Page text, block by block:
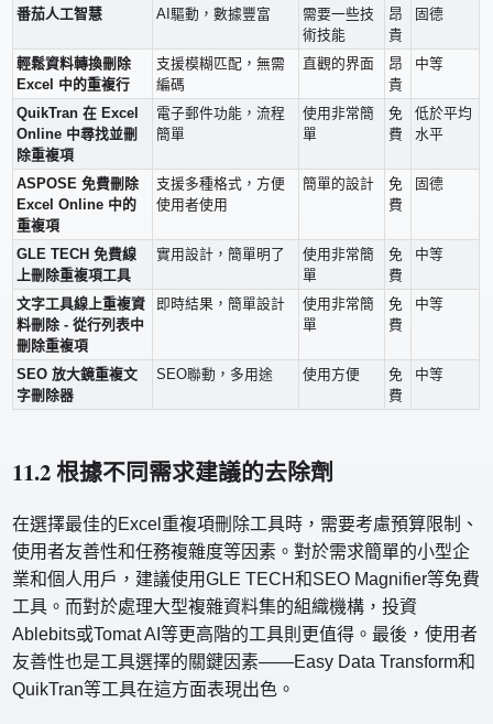
番茄人工智慧 AI驅動，數據豐富
需要一些技
術技能
昂
貴
固德
輕鬆資料轉換刪除
Excel 中的重複行
支援模糊匹配，無需
編碼
直觀的界面
昂
貴
中等
QuikTran 在 Excel
Online 中尋找並刪
除重複項
電子郵件功能，流程
簡單
使用非常簡
單
免
費
低於平均
水平
ASPOSE 免費刪除
Excel Online 中的
重複項
支援多種格式，方便
使用者使用
簡單的設計
免
費
固德
GLE TECH 免費線
上刪除重複項工具
實用設計，簡單明了
使用非常簡
單
免
費
中等
文字工具線上重複資
料刪除 - 從行列表中
刪除重複項
即時結果，簡單設計
使用非常簡
單
免
費
中等
SEO 放大鏡重複文
字刪除器
SEO聯動，多用途 使用方便
免
費
中等
11.2 根據不同需求建議的去除劑
在選擇最佳的Excel重複項刪除工具時，需要考慮預算限制、
使用者友善性和任務複雜度等因素。對於需求簡單的小型企
業和個人用戶，建議使用GLE TECH和SEO Magnifier等免費
工具。而對於處理大型複雜資料集的組織機構，投資
Ablebits或Tomat AI等更高階的工具則更值得。最後，使用者
友善性也是工具選擇的關鍵因素——Easy Data Transform和
QuikTran等工具在這方面表現出色。